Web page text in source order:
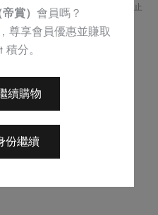
留修改優惠條款及細則、更改或終止
Royal Hotels 保留最終決定權。
賞） 會員嗎？
，尊享會員優惠並賺取
積分。
續購物
份繼續